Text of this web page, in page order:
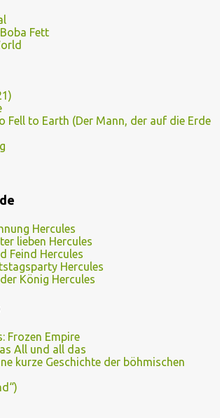
Fett
Fell to Earth (Der Mann, der auf die Erde
Hercules
lieben Hercules
Feind Hercules
Hercules
König Hercules
Frozen Empire
All und all das
kurze Geschichte der böhmischen